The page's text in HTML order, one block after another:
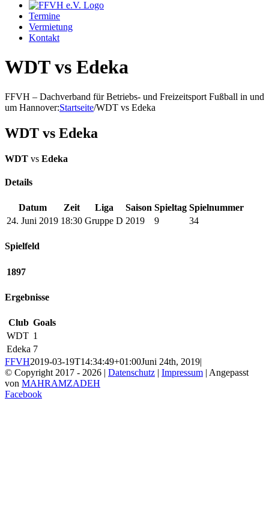
Termine
Vermietung
Kontakt
WDT vs Edeka
FFVH – Dachverband für Betriebs- und Freizeitsport Fußball in und
um Hannover:Startseite/WDT vs Edeka
WDT vs Edeka
WDT vs Edeka
Details
Datum Zeit Liga Saison Spieltag Spielnummer
24. Juni 2019 18:30 Gruppe D 2019 9 34
Spielfeld
1897
Ergebnisse
Club Goals
WDT 1
Edeka 7
FFVH2019-03-19T14:34:49+01:00Juni 24th, 2019|
© Copyright 2017 - 2026 | Datenschutz | Impressum | Angepasst
von MAHRAMZADEH
Facebook